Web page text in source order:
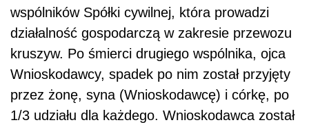
wspólników Spółki cywilnej, która prowadzi
działalność gospodarczą w zakresie przewozu
kruszyw. Po śmierci drugiego wspólnika, ojca
Wnioskodawcy, spadek po nim został przyjęty
przez żonę, syna (Wnioskodawcę) i córkę, po
1/3 udziału dla każdego. Wnioskodawca został